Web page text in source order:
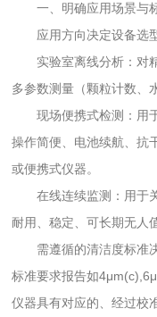
一、明确应用场景与
应用方向决定设备选型
实验室离线分析：对精
多参数测量（颗粒计数、
现场便携式检测：用于
操作简便、电池续航、抗
或便携式仪器。
在线连续监测：用于关
耐用、稳定、可长期无人
需遵循的清洁度标准决
标准要求报告如
仪器具有对应的、经过校